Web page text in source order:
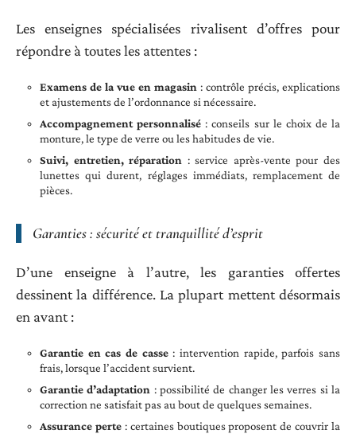
Les enseignes spécialisées rivalisent d’offres pour
répondre à toutes les attentes :
Examens de la vue en magasin : contrôle précis, explications
et ajustements de l’ordonnance si nécessaire.
Accompagnement personnalisé : conseils sur le choix de la
monture, le type de verre ou les habitudes de vie.
Suivi, entretien, réparation : service après-vente pour des
lunettes qui durent, réglages immédiats, remplacement de
pièces.
Garanties : sécurité et tranquillité d’esprit
D’une enseigne à l’autre, les garanties offertes
dessinent la différence. La plupart mettent désormais
en avant :
Garantie en cas de casse: intervention rapide, parfois sans
frais, lorsque l’accident survient.
Garantie d’adaptation : possibilité de changer les verres si la
correction ne satisfait pas au bout de quelques semaines.
Assurance perte: certaines boutiques proposent de couvrir la